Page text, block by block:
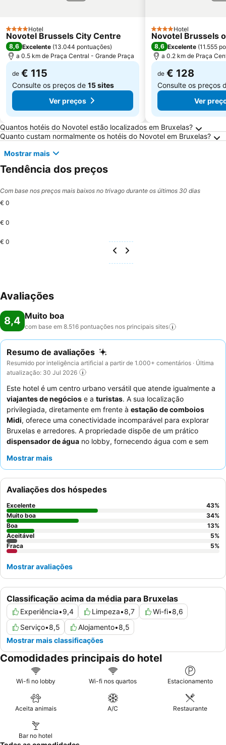
4 Estrelas
Hotel
Novotel Brussels City Centre
8,6 Excelente (13.044 pontuações)
a 0.5 km de Praça Central - Grande Praça
de € 115
Consulte os preços de 15 sites
Ver preços
4 Estrelas
Hotel
Novotel Brussels
8,6 Excelente (11.555
a 0.2 km de Praça
de € 128
Consulte os preços
Ver
Perguntas Frequentes sobre Bruxelas
Quantos hotéis do Novotel estão localizados em Bruxelas?
Quanto custam normalmente os hotéis do Novotel em Bruxelas?
Mostrar mais
Tendência dos preços
Com base nos preços mais baixos no trivago durante os últimos 30 dias
€ 0
€ 0
€ 0
Avaliações
8,4 Muito boa
com base em 8.516 pontuações nos principais sites
Resumo de avaliações
Resumido por inteligência artificial a partir de 1.000+ comentários · Última
atualização: 30 Jul 2026
Este hotel é um centro urbano versátil que atende igualmente a
viajantes de negócios e a turistas. A sua localização
privilegiada, diretamente em frente à estação de comboios
Midi, oferece uma conectividade incomparável para explorar
Bruxelas e arredores. A propriedade dispõe de um prático
dispensador de água no lobby, fornecendo água com e sem
o excecionalstaff e serviço
produtos frescos. Para uma estadia mais tranquila, os hóspedes
devem considerar pedir um quarto virado para o jardim.
Mostrar mais
Classificação acima da média para Bruxelas
Experiência•9,4 Limpeza•8,7 Wi-fi•8,6
Serviço•8,5 Alojamento•8,5
Mostrar mais classificações
Avaliações dos hóspedes
Excelente 43%
Muito boa
34%
Boa
13%
Aceitável
5%
Fraca
5%
Mostrar avaliações
Comodidades principais do hotel
Wi-fi no lobby Wi-fi nos quartos Estacionamento
Aceita animais A/C Restaurante
Bar no hotel